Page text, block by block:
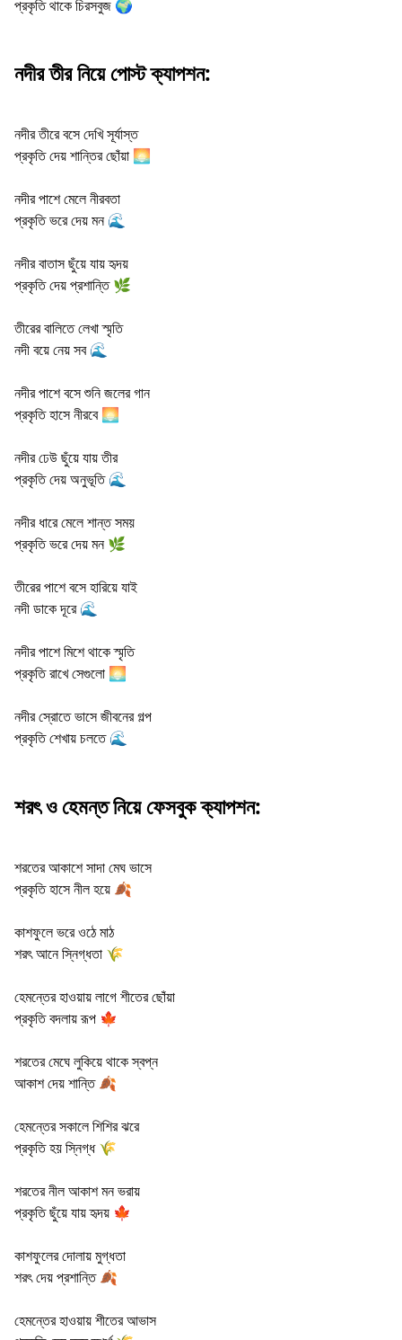
প্রকৃতি থাকে চিরসবুজ 🌍
নদীর তীর নিয়ে পোস্ট ক্যাপশন:
নদীর তীরে বসে দেখি সূর্যাস্ত
প্রকৃতি দেয় শান্তির ছোঁয়া 🌅
নদীর পাশে মেলে নীরবতা
প্রকৃতি ভরে দেয় মন 🌊
নদীর বাতাস ছুঁয়ে যায় হৃদয়
প্রকৃতি দেয় প্রশান্তি 🌿
তীরের বালিতে লেখা স্মৃতি
নদী বয়ে নেয় সব 🌊
নদীর পাশে বসে শুনি জলের গান
প্রকৃতি হাসে নীরবে 🌅
নদীর ঢেউ ছুঁয়ে যায় তীর
প্রকৃতি দেয় অনুভূতি 🌊
নদীর ধারে মেলে শান্ত সময়
প্রকৃতি ভরে দেয় মন 🌿
তীরের পাশে বসে হারিয়ে যাই
নদী ডাকে দূরে 🌊
নদীর পাশে মিশে থাকে স্মৃতি
প্রকৃতি রাখে সেগুলো 🌅
নদীর স্রোতে ভাসে জীবনের গল্প
প্রকৃতি শেখায় চলতে 🌊
শরৎ ও হেমন্ত নিয়ে ফেসবুক ক্যাপশন:
শরতের আকাশে সাদা মেঘ ভাসে
প্রকৃতি হাসে নীল হয়ে 🍂
কাশফুলে ভরে ওঠে মাঠ
শরৎ আনে স্নিগ্ধতা 🌾
হেমন্তের হাওয়ায় লাগে শীতের ছোঁয়া
প্রকৃতি বদলায় রূপ 🍁
শরতের মেঘে লুকিয়ে থাকে স্বপ্ন
আকাশ দেয় শান্তি 🍂
হেমন্তের সকালে শিশির ঝরে
প্রকৃতি হয় স্নিগ্ধ 🌾
শরতের নীল আকাশ মন ভরায়
প্রকৃতি ছুঁয়ে যায় হৃদয় 🍁
কাশফুলের দোলায় মুগ্ধতা
শরৎ দেয় প্রশান্তি 🍂
হেমন্তের হাওয়ায় শীতের আভাস